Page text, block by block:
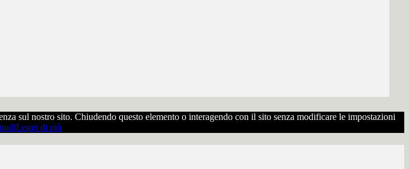
sul nostro sito. Chiudendo questo elemento o interagendo con il sito senza modificare le impostazioni
Leggi di più